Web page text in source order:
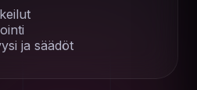
ja säädöt